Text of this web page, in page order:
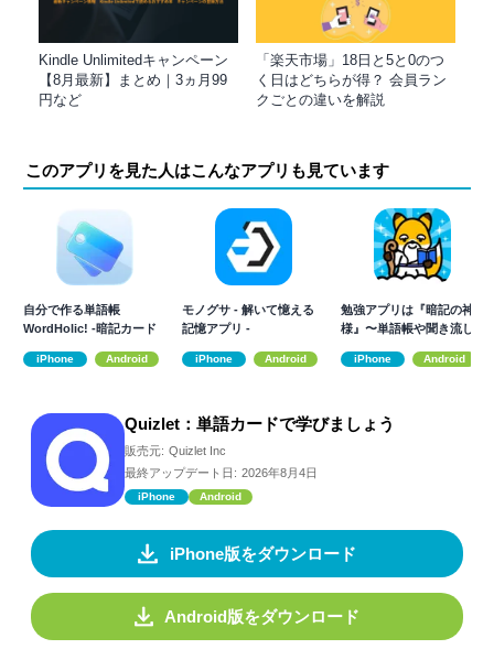
Kindle Unlimitedキャンペーン
【8月最新】まとめ｜3ヵ月99
円など
「楽天市場」18日と5と0のつ
く日はどちらが得？ 会員ラン
クごとの違いを解説
このアプリを見た人はこんなアプリも見ています
自分で作る単語帳
WordHolic! -暗記カード
iPhone Android
モノグサ - 解いて憶える
記憶アプリ -
iPhone Android
勉強アプリは『暗記の神
様』〜単語帳や聞き流し
iPhone Android
Quizlet：単語カードで学びましょう
販売元: Quizlet Inc
最終アップデート日: 2026年8月4日
iPhone Android
iPhone版をダウンロード
Android版をダウンロード